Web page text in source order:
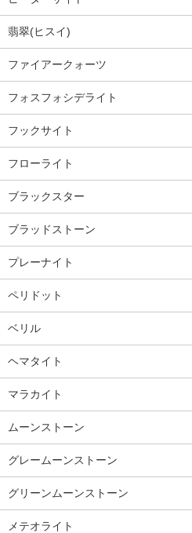
翡翠(ヒスイ)
ファイアークォーツ
フォスフォシデライト
フックサイト
フローライト
ブラックスター
ブラッドストーン
プレーナイト
ペリドット
ベリル
ヘマタイト
マラカイト
ムーンストーン
グレームーンストーン
グリーンムーンストーン
メテオライト